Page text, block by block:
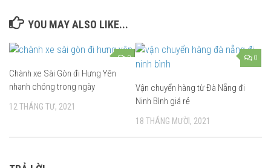
YOU MAY ALSO LIKE...
0
Chành xe Sài Gòn đi Hưng Yên
nhanh chóng trong ngày
12 THÁNG TƯ, 2021
0
Vận chuyển hàng từ Đà Nẵng đi
Ninh Bình giá rẻ
18 THÁNG MƯỜI, 2021